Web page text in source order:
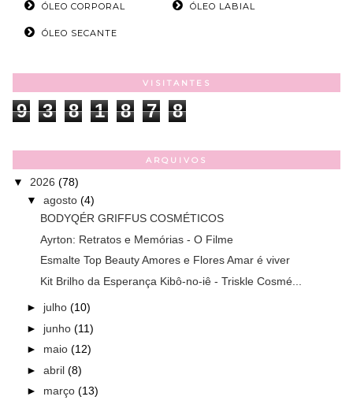
ÓLEO CORPORAL ÓLEO LABIAL
ÓLEO SECANTE
VISITANTES
9 3 8 1 8 7 8
ARQUIVOS
▼ 2026 (78)
▼ agosto (4)
BODYQÉR GRIFFUS COSMÉTICOS
Ayrton: Retratos e Memórias - O Filme
Esmalte Top Beauty Amores e Flores Amar é viver
Kit Brilho da Esperança Kibô-no-iê - Triskle Cosmé...
► julho (10)
► junho (11)
► maio (12)
► abril (8)
► março (13)